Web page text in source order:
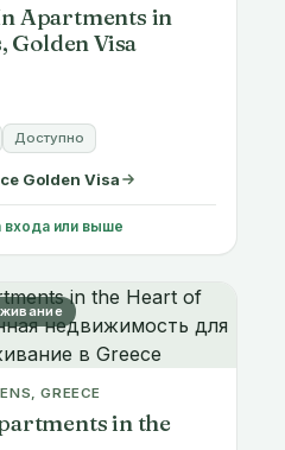
Golden Visa
входа или выше
GREECE